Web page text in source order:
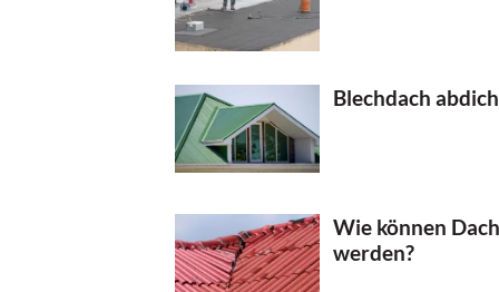
Blechdach
Wie können
werden?